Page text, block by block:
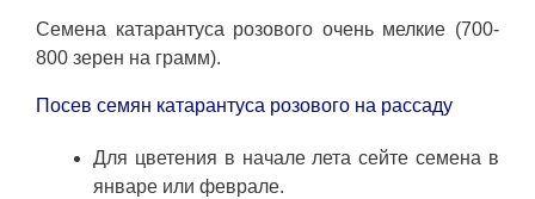
Семена катарантуса розового очень мелкие (700-
800 зерен на грамм).
Посев семян катарантуса розового на рассаду
Для цветения в начале лета сейте семена в
январе или феврале.